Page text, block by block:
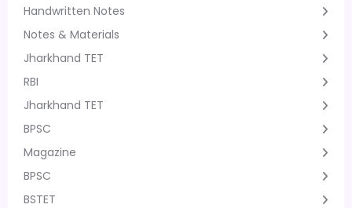
Handwritten Notes
Notes & Materials
Jharkhand TET
RBI
Jharkhand TET
BPSC
Magazine
BPSC
BSTET